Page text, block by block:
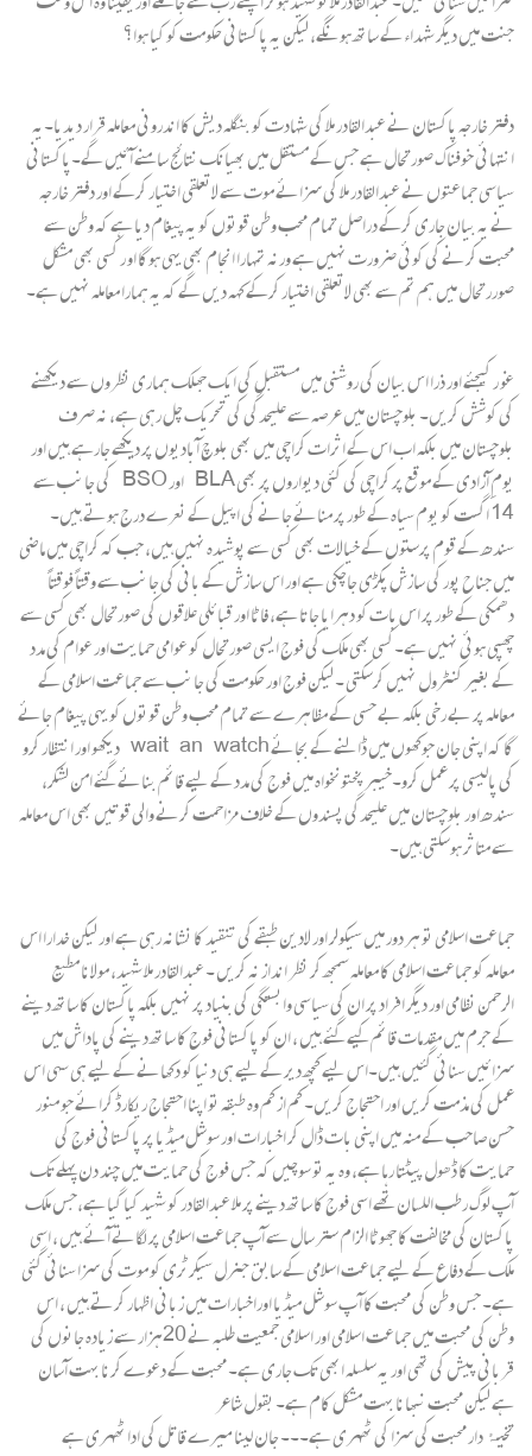
جنت میں دیگر شہداء کے ساتھ ہونگے، لیکن یہ پاکستانی حکومت کو کیا ہوا؟
دفتر خارجہ پاکستان نے عبدالقادر ملا کی شہادت کو بنگلہ دیش کا اندرونی معاملہ قرار دیدیا۔یہ
انتہائی خوفناک صورتحال ہے جس کے مستقل میں بھیانک نتائج سامنے آئیں گے۔پاکستانی
سیاسی جماعتوں نے عبدالقادر ملا کی سزائے موت سے لاتعلقی اختیار کرکے اور دفتر خارجہ
نے یہ بیان جاری کرکے دراصل تمام محب وطن قوتوں کو یہ پیغام دیا ہے کہ وطن سے
محبت کرنے کی کوئی ضرورت نہیں ہے ورنہ تمہارا انجام بھی یہی ہوگا او ر کسی بھی مشکل
صوررتحال میں ہم تم سے بھی لاتعلقی اختیار کرکے کہہ دیں گے کہ یہ ہمارا معاملہ نہیں ہے۔
غو ر کیجئے اور ذرا اس بیان کی روشنی میں مستقبل کی ایک جھلک ہماری نظروں سے دیکھنے
کی کوشش کریں۔ بلوچستان میں عرصہ سے علیحدگی کی تحریک چل رہی ہے، نہ صرف
بلوچستان میں بلکہ اب اس کے اثرات کراچی میں بھی بلوچ آبادیوں پر دیکھے جارہے ہیں اور
یومِ آزادی کے موقع پر کراچی کی کئی دیواروں پر بھی BLA اور BSO کی جانب سے
14 اگست کو یوم سیاہ کے طور پر منائے جانے کی اپیل کے نعرے درج ہوتے ہیں۔
سندھ کے قوم پرستوں کے خیالات بھی کسی سے پوشیدہ نہیں ہیں، جب کہ کراچی میں ماضی
میں جناح پور کی سازش پکڑی جاچکی ہے اور اس سازش کے بانی کی جانب سے وقتاً فوقتاً
دھمکی کے طور پر اس بات کو دہرایا جاتا ہے، فاٹا اور قبائلی علاقوں کی صورتحال بھی کسی سے
چھپی ہوئی نہیں ہے۔کسی بھی ملک کی فوج ایسی صورتحال کو عوامی حمایت اور عوام کی مدد
کے بغیر کنٹرول نہیں کرسکتی ۔ لیکن فوج اور حکومت کی جانب سے جماعت اسلامی کے
معاملہ پر بے رخی بلکہ بے حسی کے مظاہرے سے تمام محب وطن قوتوں کو یہی پیغام جائے
گا کہ اپنی جان جوکھوں میں ڈالنے کے بجائے wait an watch دیکھو اور انتظار کرو
کی پالیسی پر عمل کرو۔خیبر پختونخواہ میں فوج کی مدد کے لیے قائم بنائے گئے امن لشکر،
سندھ اور بلوچستان میں علیحدگی پسندوں کے خلاف مزاحمت کرنے والی قوتیں بھی اس معاملہ
سے متاثر ہوسکتی ہیں۔
جماعت اسلامی تو ہر دور میں سیکولر اور لادین طبقے کی تنقید کا نشانہ رہی ہے اور لیکن خدارا اس
معاملہ کو جماعت اسلامی کا معاملہ سمجھ کر نظر انداز نہ کریں ۔ عبدالقادر ملا شہید، مولانا مطیع
الرحمن نظامی اور دیگر افراد پر ان کی سیاسی وابستگی کی بنیاد پر نہیں بلکہ پاکستان کا ساتھ دینے
کے جرم میں مقدمات قائم کیے گئے ہیں ، ان کو پاکستانی فوج کا ساتھ دینے کی پاداش میں
سزائیں سنائی گئیں ہیں۔اس لیے کچھ دیر کے لیے ہی دنیا کو دکھانے کے لیے ہی سہی اس
عمل کی مذمت کریں اور احتجاج کریں۔ کم از کم وہ طبقہ تو اپنا احتجاج ریکارڈ کرائے جو منور
حسن صاحب کے منہ میں اپنی بات ڈال کر اخبارات اور سوشل میڈیا پر پاکستانی فوج کی
حمایت کا ڈھول پیٹتا رہا ہے، وہ یہ تو سوچیں کہ جس فوج کی حمایت میں چند دن پہلے تک
آپ لوگ رطب اللسان تھے اسی فوج کا ساتھ دینے پر ملا عبدالقادر کو شہید کیا گیا ہے،جس ملک
پاکستان کی مخالفت کا جھوٹا الزام ستر سال سے آپ جماعت اسلامی پر لگاتے آئے ہیں ، اسی
ملک کے دفاع کے لیے جماعت اسلامی کے سابق جنرل سیکرٹری کو موت کی سزا سنائی گئی
ہے۔ جس وطن کی محبت کا آ پ سوشل میڈیا اوراخبارات میں زبانی اظہار کرتے ہیں ، اس
وطن کی محبت میں جماعت اسلامی اور اسلامی جمعیت طلبہ نے 20ہزار سے زیادہ جانوں کی
قربانی پیش کی تھی اور یہ سلسلہ ابھی تک جاری ہے۔ محبت کے دعوے کرنا بہت آسان
ہے لیکن محبت نبھانا بہت مشکل کام ہے۔ بقول شاعر
تختۂ دار محبت کی سزا کی ٹھہری ہے۔۔۔ جان لینا میرے قاتل کی ادا ٹھہری ہے